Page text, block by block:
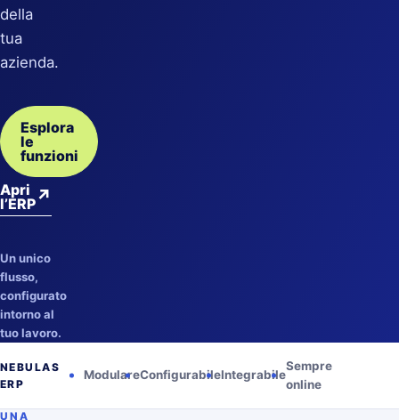
della
tua
azienda.
Esplora
le
funzioni
Apri
l’ERP↗
Un unico
flusso,
configurato
intorno al
tuo lavoro.
NEBULAS
ERP
ModulareConfigurabileIntegrabile
Sempre
online
UNA